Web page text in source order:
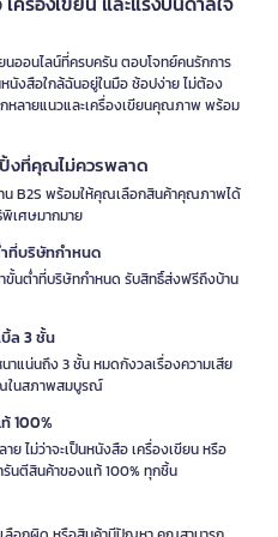
นออนไลน์ที่ครบครัน ตอบโจทย์คนรักการ
นังสือใกล้ฉันอยู่ในมือ ช้อปง่าย ไม่ต้อง
หลายแนวและเครื่องเขียนคุณภาพ พร้อม
งที่คุณไม่ควรพลาด
น B2S พร้อมให้คุณเลือกสินค้าคุณภาพได้
เศษมากมาย
ที่บริษัทกำหนด
นต่ำที่บริษัทกำหนด รับสิทธิ์ส่งฟรีถึงบ้าน
ล 3 ชั้น
แน่นถึง 3 ชั้น หมดกังวลเรื่องความเสีย
ในสภาพสมบูรณ์
100%
ไม่ว่าจะเป็นหนังสือ เครื่องเขียน หรือ
รันตีสินค้าของแท้ 100% ทุกชิ้น